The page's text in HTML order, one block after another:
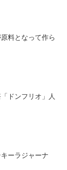
料となって作ら
ドンフリオ」人
ーラジャーナ